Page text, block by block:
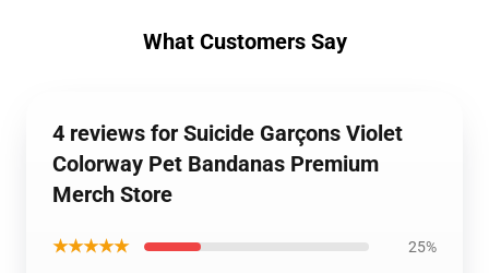
What Customers Say
4 reviews for Suicide Garçons Violet
Colorway Pet Bandanas Premium
Merch Store
★★★★★ 25%